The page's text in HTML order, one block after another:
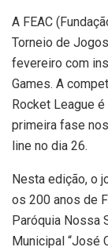
A FEAC
Torneio de
fevereiro com
Games. A
Rocket League
primeira fase
line no dia 26.
Nesta edição, o
os 200 anos de
Paróquia Nossa
Municipal “José